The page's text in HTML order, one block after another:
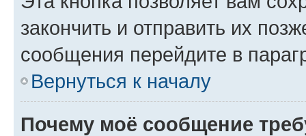
закончить и отправить их
сообщения перейдите в
Вернуться к началу
Почему моё сообщение